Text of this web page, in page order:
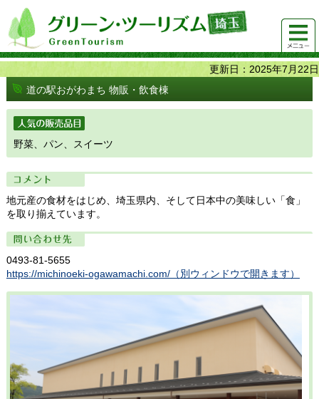
グリーンツーリズム埼玉 緑豊かな農山村で 楽しく！
美味しく！
メニュ
ー
更新日：2025年7月22日
道の駅おがわまち 物販・飲食棟
人気の販売品目
野菜、パン、スイーツ
コメント
地元産の食材をはじめ、埼玉県内、そして日本中の美味しい「食」
を取り揃えています。
問い合わせ先
0493-81-5655
https://michinoeki-ogawamachi.com/（別ウィンドウで開きます）